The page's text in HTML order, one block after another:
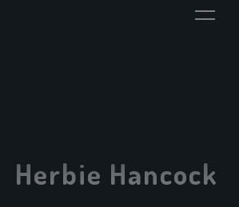
Herbie Hancock